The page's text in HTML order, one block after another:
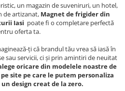
un magazin de suveniruri, un hotel,
de artizanat, Magnet de frigider din
Iasi poate fi o completare perfectă
oferta ta.
ți că brandul tău vrea să iasă în
sau servicii, ci și prin amintiri de neuitat
oricare din modelele noastre de
site pe care le putem personaliza
design creat de la zero.